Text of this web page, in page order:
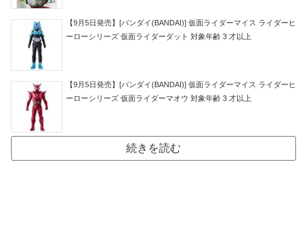
【9月5日発売】[バンダイ(BANDAI)] 仮面ライダーマイス ライダーヒ
ーローシリーズ 仮面ライダーダット 対象年齢 3 才以上
【9月5日発売】[バンダイ(BANDAI)] 仮面ライダーマイス ライダーヒ
ーローシリーズ 仮面ライダーマオウ 対象年齢 3 才以上
続きを読む